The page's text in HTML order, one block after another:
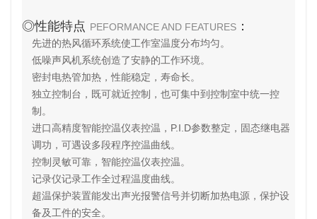
◎性能特点 PEFORMANCE AND FEATURES ：
先进的热风循环系统使工作室温度分布均匀。
低噪声风机系统创造了安静的工作环境。
密封电热管加热，性能稳定，寿命长。
独立控制台，既可就近控制，也可集中到控制室中统一控
制。
进口高精度智能控温仪表控温，P.I.D参数整定，固态继电器
调功，可遇设多段程序控温曲线。
控制灵敏可靠，智能控温仪表控温。
记录仪记录工作全过程温度曲线。
超温保护装置能发出声光报警信号并切断加热电源，保护设
备及工件的安全。